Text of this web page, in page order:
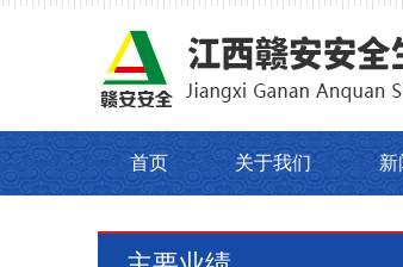
首页 关于我们 新